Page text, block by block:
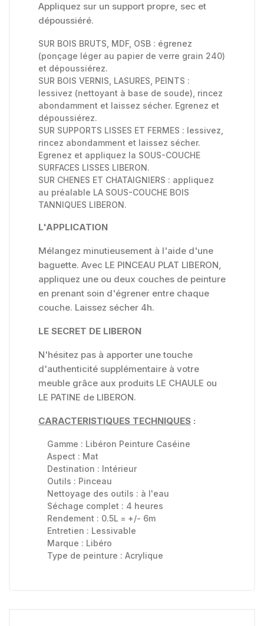
Appliquez sur un support propre, sec et
dépoussiéré.
SUR BOIS BRUTS, MDF, OSB : égrenez
(ponçage léger au papier de verre grain 240)
et dépoussiérez.
SUR BOIS VERNIS, LASURES, PEINTS :
lessivez (nettoyant à base de soude), rincez
abondamment et laissez sécher. Egrenez et
dépoussiérez.
SUR SUPPORTS LISSES ET FERMES : lessivez,
rincez abondamment et laissez sécher.
Egrenez et appliquez la SOUS-COUCHE
SURFACES LISSES LIBERON.
SUR CHENES ET CHATAIGNIERS : appliquez
au préalable LA SOUS-COUCHE BOIS
TANNIQUES LIBERON.
L'APPLICATION
Mélangez minutieusement à l'aide d'une
baguette. Avec LE PINCEAU PLAT LIBERON,
appliquez une ou deux couches de peinture
en prenant soin d'égrener entre chaque
couche. Laissez sécher 4h.
LE SECRET DE LIBERON
N'hésitez pas à apporter une touche
d'authenticité supplémentaire à votre
meuble grâce aux produits LE CHAULE ou
LE PATINE de LIBERON.
CARACTERISTIQUES TECHNIQUES :
Gamme : Libéron Peinture Caséine
Aspect : Mat
Destination : Intérieur
Outils : Pinceau
Nettoyage des outils : à l'eau
Séchage complet : 4 heures
Rendement : 0.5L = +/- 6m
Entretien : Lessivable
Marque : Libéro
Type de peinture : Acrylique